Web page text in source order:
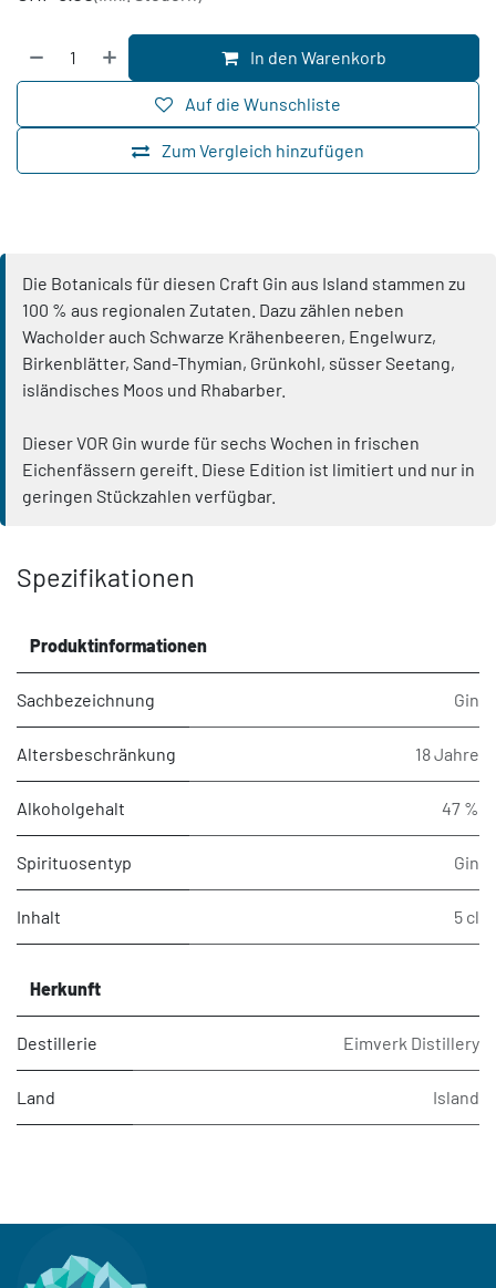
In den Warenkorb
Zum Vergleich hinzufügen
Auf die Wunschliste
Die Botanicals für diesen Craft Gin aus Island stammen zu
100 % aus regionalen Zutaten. Dazu zählen neben
Wacholder auch Schwarze Krähenbeeren, Engelwurz,
Birkenblätter, Sand-Thymian, Grünkohl, süsser Seetang,
isländisches Moos und Rhabarber.
Dieser VOR Gin wurde für sechs Wochen in frischen
Eichenfässern gereift. Diese Edition ist limitiert und nur in
geringen Stückzahlen verfügbar.
Spezifikationen
Produktinformationen
Sachbezeichnung Gin
Altersbeschränkung 18 Jahre
Alkoholgehalt 47 %
Spirituosentyp Gin
Inhalt 5 cl
Herkunft
Destillerie Eimverk Distillery
Land Island